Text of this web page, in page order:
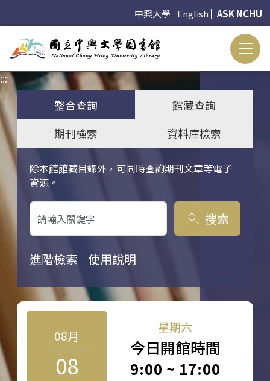
中興大學 English ASK NCHU
:::
整合查詢
館藏查詢
期刊檢索
資料庫檢索
除本館館藏目錄外，可同時查詢期刊文章等電子
資源。
關鍵字搜尋
search 搜索
進階檢索 使用說明
08月
08
星期六
今日開館時間
9:00 ~ 17:00